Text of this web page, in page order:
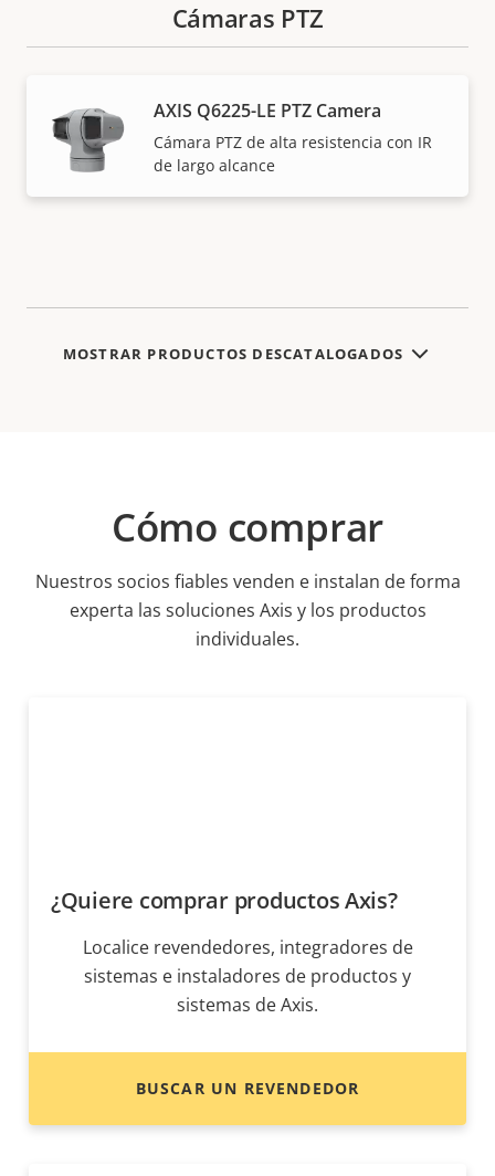
Cámaras PTZ
AXIS Q6225-LE PTZ Camera
Cámara PTZ de alta resistencia con IR
de largo alcance
MOSTRAR PRODUCTOS DESCATALOGADOS
Cómo comprar
Nuestros socios fiables venden e instalan de forma
experta las soluciones Axis y los productos
individuales.
¿Quiere comprar productos Axis?
Localice revendedores, integradores de
sistemas e instaladores de productos y
sistemas de Axis.
BUSCAR UN REVENDEDOR